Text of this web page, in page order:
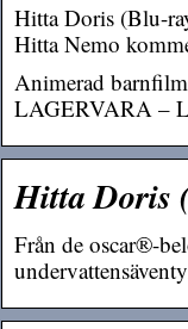
Hitta Doris (Blu-
Hitta Nemo
Animerad
LAGERVARA –
Hitta Doris
Från de oscar®-